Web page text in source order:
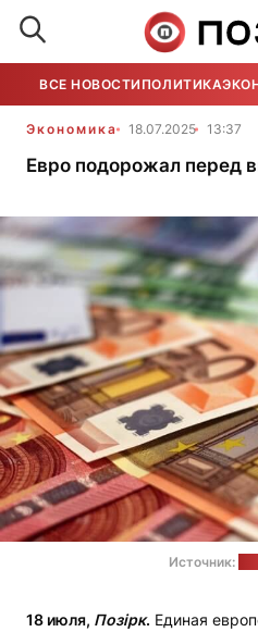
ВСЕ НОВОСТИ ПОЛИТИКА
Экономика 18.07.2025 13:37
Евро подорожал перед
Источник:
18 июля, Позірк. Единая